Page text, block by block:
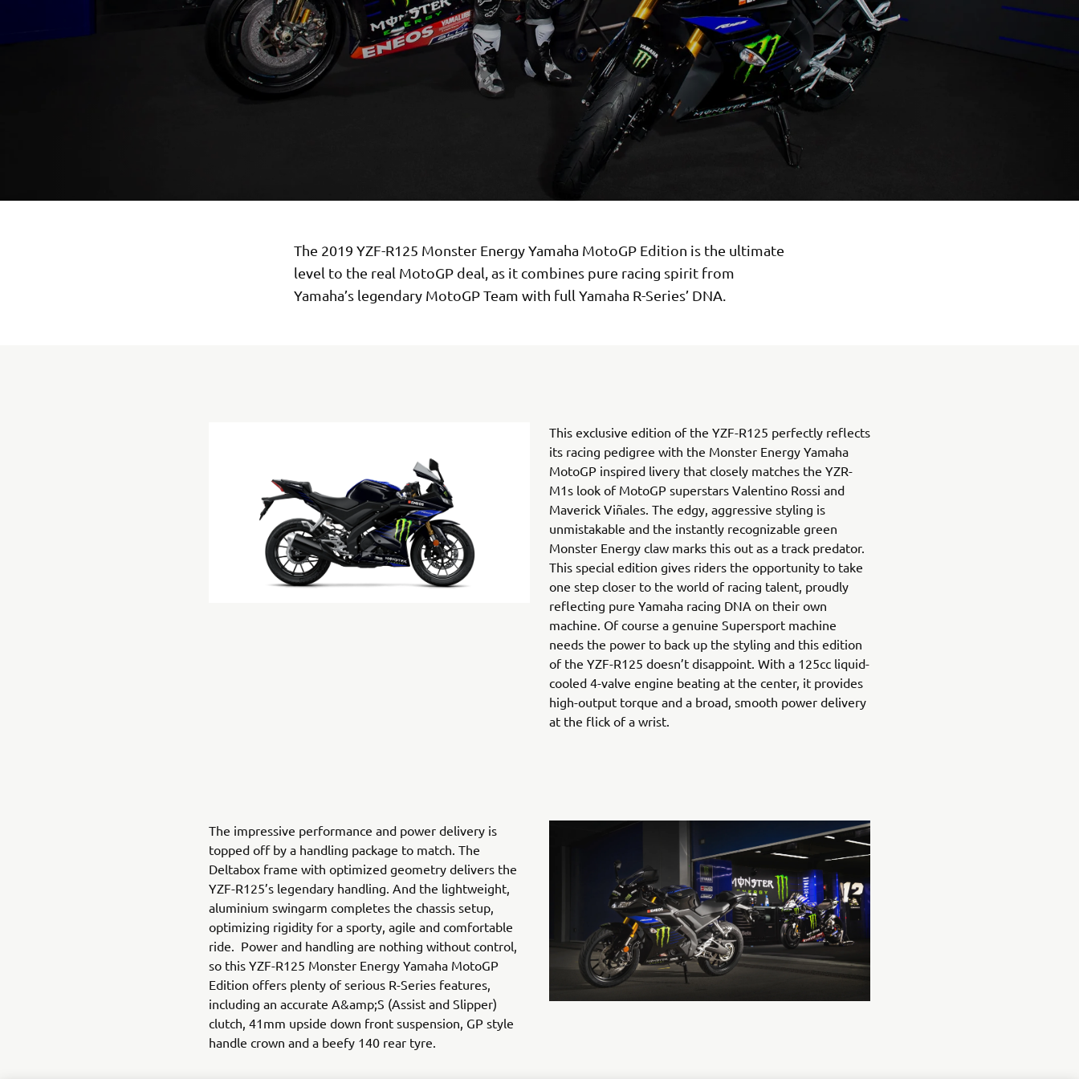
The 2019 YZF-R125 Monster Energy Yamaha MotoGP Edition is the ultimate
level to the real MotoGP deal, as it combines pure racing spirit from
Yamaha’s legendary MotoGP Team with full Yamaha R-Series’ DNA.
This exclusive edition of the YZF-R125 perfectly reflects
its racing pedigree with the Monster Energy Yamaha
MotoGP inspired livery that closely matches the YZR-
M1s look of MotoGP superstars Valentino Rossi and
Maverick Viñales. The edgy, aggressive styling is
unmistakable and the instantly recognizable green
Monster Energy claw marks this out as a track predator.
This special edition gives riders the opportunity to take
one step closer to the world of racing talent, proudly
reflecting pure Yamaha racing DNA on their own
machine. Of course a genuine Supersport machine
needs the power to back up the styling and this edition
of the YZF-R125 doesn’t disappoint. With a 125cc liquid-
cooled 4-valve engine beating at the center, it provides
high-output torque and a broad, smooth power delivery
at the flick of a wrist.
The impressive performance and power delivery is
topped off by a handling package to match. The
Deltabox frame with optimized geometry delivers the
YZF-R125’s legendary handling. And the lightweight,
aluminium swingarm completes the chassis setup,
optimizing rigidity for a sporty, agile and comfortable
ride. Power and handling are nothing without control,
so this YZF-R125 Monster Energy Yamaha MotoGP
Edition offers plenty of serious R-Series features,
including an accurate A&amp;S (Assist and Slipper)
clutch, 41mm upside down front suspension, GP style
handle crown and a beefy 140 rear tyre.